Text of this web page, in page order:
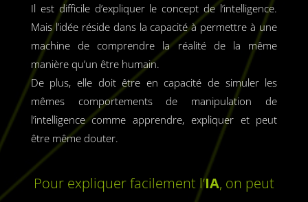
Il est difficile d’expliquer le concept de l’intelligence.
Mais l’idée réside dans la capacité à permettre à une
machine de comprendre la réalité de la même
manière qu’un être humain.
De plus, elle doit être en capacité de simuler les
mêmes comportements de manipulation de
l’intelligence comme apprendre, expliquer et peut
être même douter.
Pour expliquer facilement l’IA, on peut